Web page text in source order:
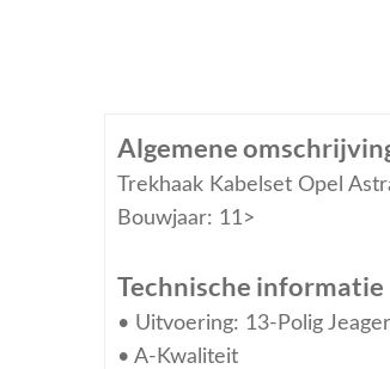
Algemene
Trekhaak Kabelset Opel
Bouwjaar: 11>
Technische informatie
• Uitvoering: 13-Polig Jeager
• A-Kwaliteit